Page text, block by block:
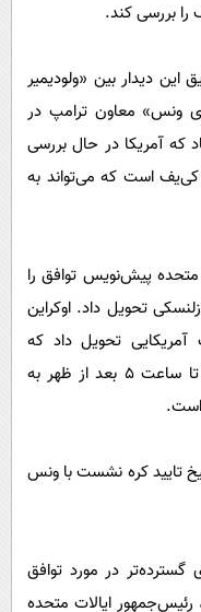
بررسی کند.
این دیدار بین «ولودیمیر
ونس» معاون ترامپ در
که آمریکا در حال بررسی
کی‌یف است که می‌تواند به
متحده پیش‌نویس توافق را
در ۱۲ فوریه به زلنسکی تحویل داد. اوکراین
آمریکایی تحویل داد که
درخواست زمان اضافی برای بررسی سند تا ساعت ۵ بعد از ظهر به
تایید کره نشست با ونس
در مورد توافق
رئیس‌جمهور ایالات متحده